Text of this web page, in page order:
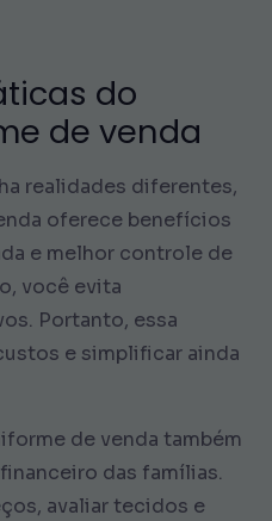
do
de venda
realidades diferentes,
oferece benefícios
e melhor controle de
você evita
Portanto, essa
e simplificar ainda
de venda também
das famílias.
avaliar tecidos e